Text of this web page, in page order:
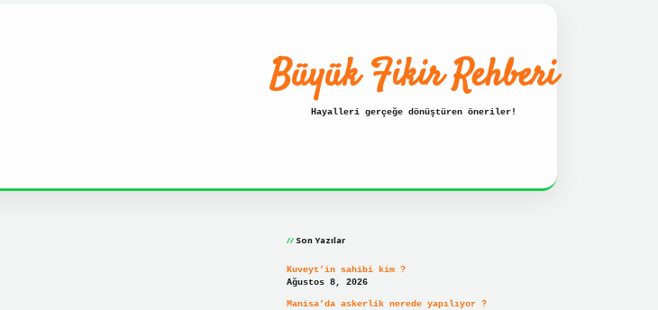
Büyük Fikir Rehberi
Hayalleri gerçeğe dönüştüren öneriler!
Son Yazılar
Kuveyt’in sahibi kim ?
Ağustos 8, 2026
Manisa’da askerlik nerede yapılıyor ?